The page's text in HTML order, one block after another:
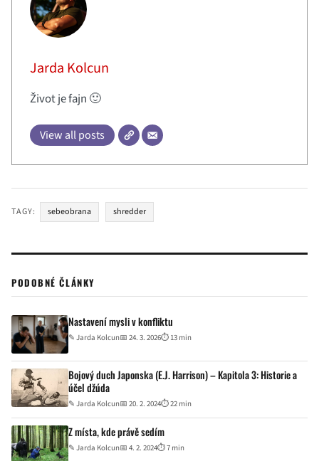
Jarda Kolcun
Život je fajn 🙂
View all posts
TAGY: sebeobrana shredder
PODOBNÉ ČLÁNKY
Nastavení mysli v konfliktu
✎ Jarda Kolcun📅 24. 3. 2026⏱ 13 min
Bojový duch Japonska (E.J. Harrison) – Kapitola 3: Historie a
účel džúda
✎ Jarda Kolcun📅 20. 2. 2024⏱ 22 min
Z místa, kde právě sedím
✎ Jarda Kolcun📅 4. 2. 2024⏱ 7 min